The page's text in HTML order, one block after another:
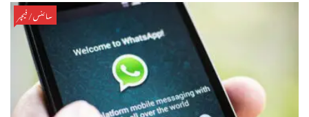
سائنس/فیچر